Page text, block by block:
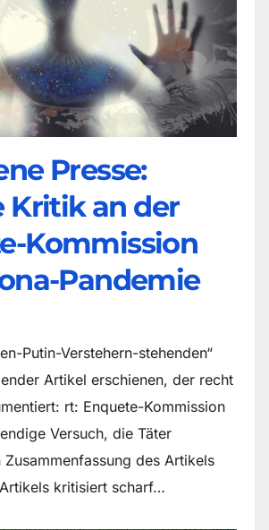
Presse:
Kritik an der
Kommission
Pandemie
Putin-Verstehern-stehenden“
Artikel erschienen, der recht
rt: Enquete-Kommission
Versuch, die Täter
Zusammenfassung des Artikels
kritisiert scharf…